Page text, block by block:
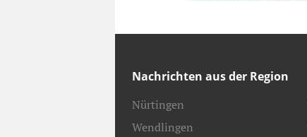
Nachrichten aus der Region
Nürtingen
Wendlingen